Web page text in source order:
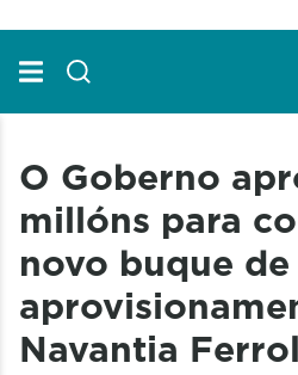
O Goberno
millóns para
novo buque de
Navantia Ferrol